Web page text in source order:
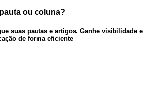
ou coluna?
suas pautas e artigos. Ganhe visibilidade e
de forma eficiente